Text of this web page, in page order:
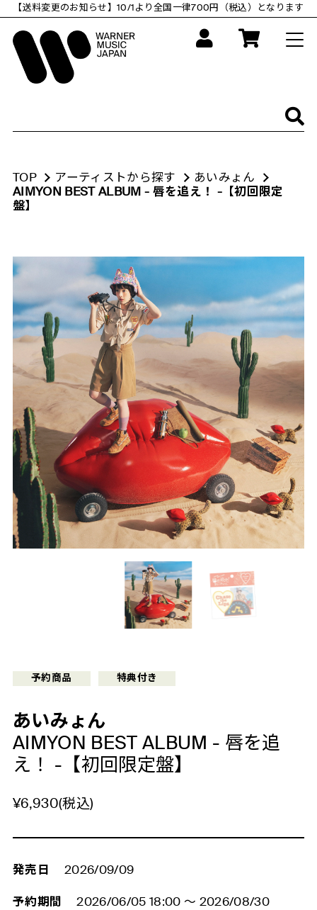
ン
【送料変更のお知らせ】10/1より全国一律700円（税込）となります
TOP アーティストから探す
あいみょん
AIMYON BEST ALBUM - 唇を追え！ -【初回限定
盤】
予約商品 特典付き
あいみょん
AIMYON BEST ALBUM - 唇を追
え！ -【初回限定盤】
¥6,930(税込)
発売日 2026/09/09
予約期間 2026/06/05 18:00 ～ 2026/08/30